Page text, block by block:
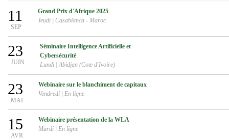
11
SEP
Grand Prix d'Afrique 2025
Jeudi
Casablanca - Maroc
23
JUIN
Séminaire Intelligence Artificielle et
Cybersécurité
Lundi |Abidjan (Cote d'Ivoire)
23
MAI
Webinaire sur le blanchiment de capitaux
Vendredi
En ligne
15
AVR
Webinaire présentation de la WLA
Mardi
En ligne